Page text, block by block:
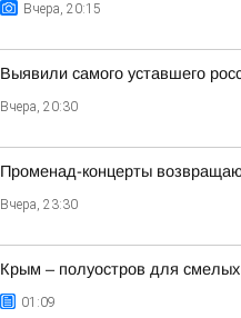
Вчера, 20:15
Выявили самого уставшего
Вчера, 20:30
Променад-концерты
Вчера, 23:30
Крым – полуостров для
01:09